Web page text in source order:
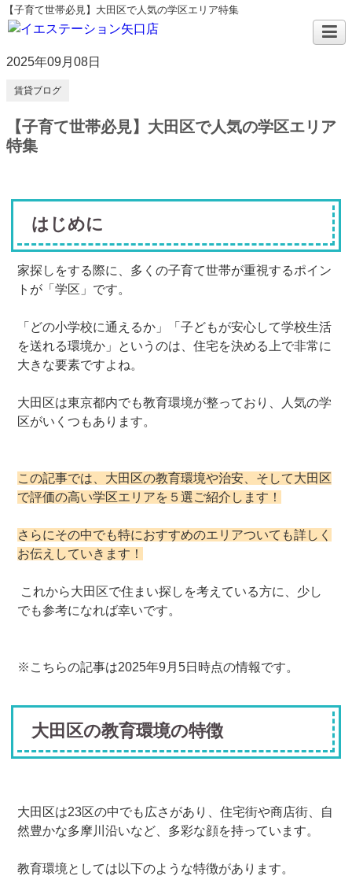
【子育て世帯必見】大田区で人気の学区エリア特集
2025年09月08日
賃貸ブログ
【子育て世帯必見】大田区で人気の学区エリア
特集
はじめに
家探しをする際に、多くの子育て世帯が重視するポイン
トが「学区」です。
「どの小学校に通えるか」「子どもが安心して学校生活
を送れる環境か」というのは、住宅を決める上で非常に
大きな要素ですよね。
大田区は東京都内でも教育環境が整っており、人気の学
区がいくつもあります。
この記事では、大田区の教育環境や治安、そして大田区
で評価の高い学区エリアを５選ご紹介します！
さらにその中でも特におすすめのエリアついても詳しく
お伝えしていきます！
これから大田区で住まい探しを考えている方に、少し
でも参考になれば幸いです。
※こちらの記事は2025年9月5日時点の情報です。
大田区の教育環境の特徴
大田区は23区の中でも広さがあり、住宅街や商店街、自
然豊かな多摩川沿いなど、多彩な顔を持っています。
教育環境としては以下のような特徴があります。